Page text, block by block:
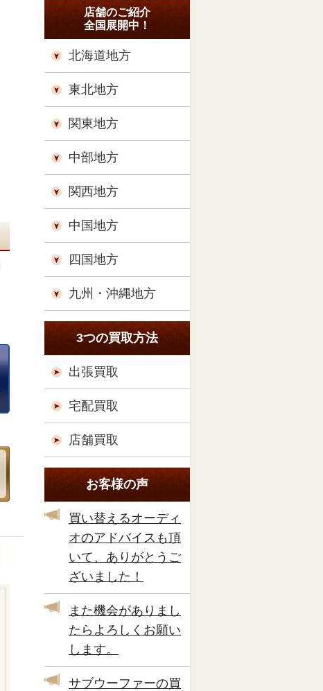
店舗のご紹介
全国展開中！
北海道地方
東北地方
関東地方
中部地方
関西地方
中国地方
四国地方
九州・沖縄地方
3つの買取方法
出張買取
宅配買取
店舗買取
お客様の声
買い替えるオーディ
オのアドバイスも頂
いて、ありがとうご
ざいました！
また機会がありまし
たらよろしくお願い
します。
サブウーファーの買